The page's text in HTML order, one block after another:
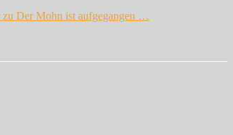
zu Der Mohn ist aufgegangen …